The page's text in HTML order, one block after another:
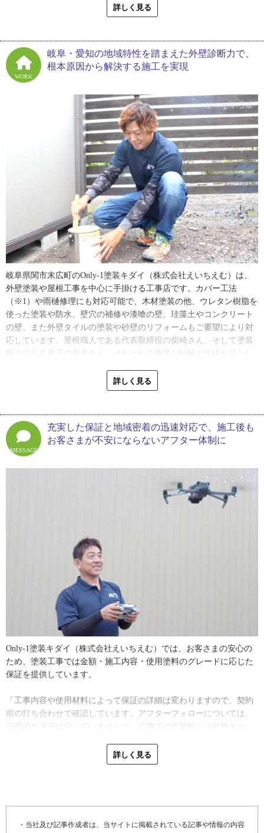
「真面目な働き者です。息子は僕の苦手な分野を全て持っていて
ね。パソコン関係やブログ執筆など、本当に頼もしい存在なんです
貴大さんは子どもの頃から体を動かすことが好きで、中学高校時代
はソフトテニスに夢中でした。お父さんの仕事を見て、平日だけで
はなく土日までも朝早くから現場に出る忙しさを実感していたそう
です。しかし外で体を動かす仕事への憧れは、子どもの頃から持っ
「父は本当に毎日朝早くから働いていて、忙しいんやろなと思いな
がら見ていました。でもテニスの大会には時間を作って応援に来て
くれて、すごく嬉しかったですね。屋根工事の仕事が忙しいのはわ
かっていましたが、僕も体を動かすのが好きなので外での仕事が向
いているんじゃないかと思っていたんです」
柴崎さんの背中を見て、いずれは建設業にと考えていた貴大さん。
塗装業界への入り口は、柴崎さんが知人に話した「息子自慢」がき
っかけでした。知り合いの塗装会社と話している時に貴大さんの話
をしたところ「息子さん、うちに来てくれないか」と相談されたそ
うです。
「親としての自慢なんですよ。貴大は小中高と無遅刻無欠席で登校
したんです。我慢強い性格で真面目。そんな話をついつい知り合い
にしてしまってね。そうしたらぜひうちに来てほしいと言われて、
息子に塗装会社の就職先があるぞと伝えたんです」
この話を聞いて塗装の道を選択することになります。「父の会社で
働くのは全然考えていなかったんです。でも外仕事への憧れがあっ
貴大さんは、入社した塗装店で親方から丁寧な指導を受け、徐々に
技術を身につけていきました。外での作業に慣れてから感じたの
「屋根の作業中は日影がないですよね。外壁修理や塗装は足場のネ
ットがあるし、日影に移りながら作業ができるんですが、屋根は足
して実は僕、高所恐怖症で。初めて現場行った時は足場が怖くて歩
けなくて、塗装の仕事、ちょっと無理かもしれないなんて思ったん
ですよ。でも、だんだん慣れてきて、仕事をしていくうちに建物が
きれいになるのが楽しくて。足場を外した後の達成感と、お客さま
の喜ぶ姿にやりがいを感じています」
そして2018年、貴大さんは塗装職人として柴崎さんの会社に加わる
ことになりました。さらに2023年には個人事業から法人化へ。
た。貴大さんが担う塗装部門が盤石になったため、瓦工事だけでは
なく屋根・外壁共に手掛ける住宅外装工事店として、決意を込めた
社名で新たなスタートを切ったのです。
もし、貴大さんが柴崎さんと同様に屋根職人になっていた場合、単
純に親子二代の屋根工事店となったはず。しかし貴大さんが塗装の
社の事務は柴崎さんの奥様が担当。奥様は現在は事務に専念されて
いますが、実は岐阜県初の女性かわらぶき技能士であり、過去には
詳しく見る
WORK
岐阜・愛知の地域特性を踏まえた外壁診断力で、
根本原因から解決する施工を実現
岐阜県関市末広町のOnly-1塗装キダイ（株式会社えいちえむ）は、
外壁塗装や屋根工事を中心に手掛ける工事店です。カバー工法
（※1）や雨樋修理にも対応可能で、木材塗装の他、ウレタン樹脂を
使った塗装や防水、壁穴の補修や漆喰の壁、珪藻土やコンクリート
の壁、また外壁タイルの塗装や砂壁のリフォームもご要望により対
応しています。屋根職人である代表取締役の柴崎さん、そして塗装
職人である息子の貴大さん、それぞれの豊富な経験と実績を活かし
お客さまとの打ち合わせは、まず丁寧なヒアリングから始まりま
状況に最適な提案を心がけているのです。一人で暮らしているお年
寄りに、数百万もする工事は勧められません。不具合の原因を掴
み、快適に暮らせるための修理方法を考えて、過不足ない工事の提
案をしているそうです。
最近多く寄せられる問い合わせは、ベランダからの雨漏りだそう。
先日対応した築17年のお宅では、ベランダのシーリングが経年劣化
で防水機能が落ち、外壁へ水漏れを起こしていたそうです。現地調
な原因とわかりました。
「ベランダでの雨漏りの場合、大体の原因はパターンがあって予想
がつきます。この時は、古くなったシート防水を剥がしてウレタン
防水への変更工事を行いました。施工手順は、まず既存シート防水
を丁寧に撤去し、表面の凹凸や小さな亀裂をカチオン系の下地処理
剤で平滑に仕上げました。その後にプライマーを塗ってから、シー
ト下の湿気を外へ逃がすための自着シートを張り、そのシートのま
わりをシーリングで処理してからウレタン塗膜を2回塗って、最後に
ウレタンが劣化しないようにトップコートを塗って完了ですね。完
成前に雨が降ると雨漏りをしてしまうので、防水工事の施工は天気
予報をチェックして慎重に作業を進めます」
ベランダは日の当たりやすい場所にあることが多く、必ず外壁との
接合部があるため、経年劣化による不具合が起きやすい場所です。
の外壁にひび割れ等が目立っていたそう。
しました。シーリングは、築15年を過ぎると劣化が進行しますね。
全て打ち替えてから、外壁塗り替えをするのが基本です。手順とし
詳しく見る
MESSAGE
充実した保証と地域密着の迅速対応で、施工後も
お客さまが不安にならないアフター体制に
Only-1塗装キダイ（株式会社えいちえむ）では、お客さまの安心の
ため、塗装工事では金額・施工内容・使用塗料のグレードに応じた
保証を提供しています。
「工事内容や使用材料によって保証の詳細は変わりますので、契約
前の打ち合わせで確認しています。アフターフォローについては、
定期的な巡回は行っていませんが、近隣での作業時には外観チェッ
とがあればいつでも相談に乗るので気兼ねなく連絡をしてくださ
い。施工品質に関する保証は必ず付けています。シリコン塗料なら3
談にも乗っています。訪問業者の中には不適切な工事の提案をする
詳しく見る
・当社及び記事作成者は、当サイトに掲載されている記事や情報の内容